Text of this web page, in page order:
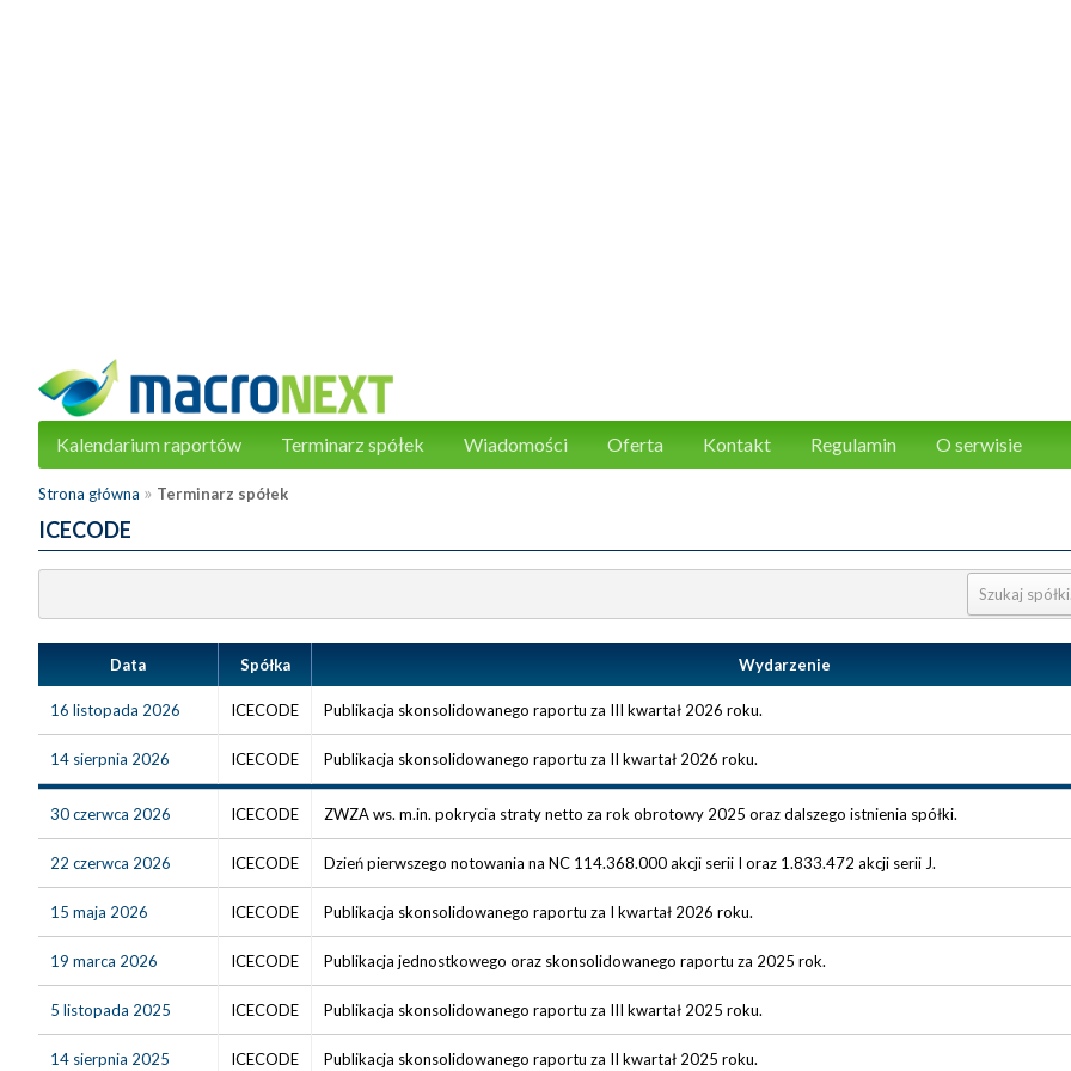
Kalendarium raportów Terminarz spółek Wiadomości Oferta Kontakt Regulamin O serwisie
Strona główna » Terminarz spółek
ICECODE
Data Spółka Wydarzenie
16 listopada 2026 ICECODE Publikacja skonsolidowanego raportu za III kwartał 2026 roku.
14 sierpnia 2026 ICECODE Publikacja skonsolidowanego raportu za II kwartał 2026 roku.
30 czerwca 2026 ICECODE ZWZA ws. m.in. pokrycia straty netto za rok obrotowy 2025 oraz dalszego istnienia spółki.
22 czerwca 2026 ICECODE Dzień pierwszego notowania na NC 114.368.000 akcji serii I oraz 1.833.472 akcji serii J.
15 maja 2026 ICECODE Publikacja skonsolidowanego raportu za I kwartał 2026 roku.
19 marca 2026 ICECODE Publikacja jednostkowego oraz skonsolidowanego raportu za 2025 rok.
5 listopada 2025 ICECODE Publikacja skonsolidowanego raportu za III kwartał 2025 roku.
14 sierpnia 2025 ICECODE Publikacja skonsolidowanego raportu za II kwartał 2025 roku.